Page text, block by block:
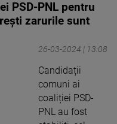
PSD-PNL pentru
zarurile sunt
26-03-2024 | 13:08
Candidații
comuni ai
coaliției PSD-
PNL au fost